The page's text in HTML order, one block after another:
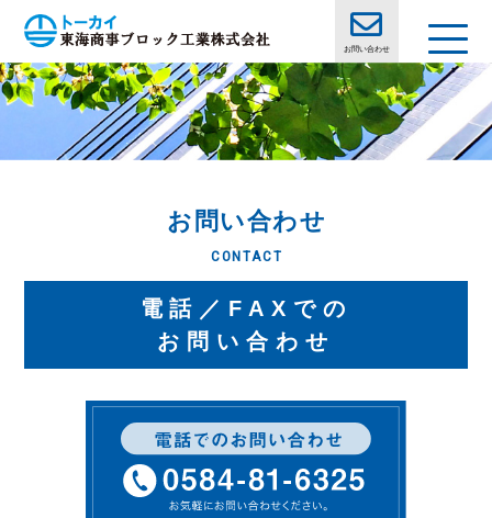
お問い合わせ
お問い合わせ
電話／FAXでの
お問い合わせ